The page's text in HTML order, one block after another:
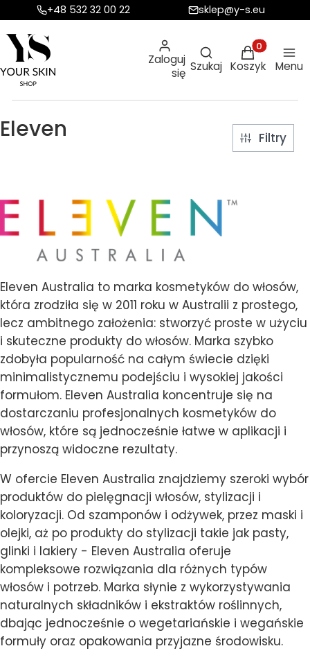
+48 532 32 00 22 sklep@y-s.eu
Zaloguj
się
Otwórz
Szukaj
Produkty w
Koszyk Menu
Eleven Filtry
Eleven Australia to marka kosmetyków do włosów,
która zrodziła się w 2011 roku w Australii z prostego,
lecz ambitnego założenia: stworzyć proste w użyciu
i skuteczne produkty do włosów. Marka szybko
zdobyła popularność na całym świecie dzięki
minimalistycznemu podejściu i wysokiej jakości
formułom. Eleven Australia koncentruje się na
dostarczaniu profesjonalnych kosmetyków do
włosów, które są jednocześnie łatwe w aplikacji i
przynoszą widoczne rezultaty.
W ofercie Eleven Australia znajdziemy szeroki wybór
produktów do pielęgnacji włosów, stylizacji i
koloryzacji. Od szamponów i odżywek, przez maski i
olejki, aż po produkty do stylizacji takie jak pasty,
glinki i lakiery - Eleven Australia oferuje
kompleksowe rozwiązania dla różnych typów
włosów i potrzeb. Marka słynie z wykorzystywania
naturalnych składników i ekstraktów roślinnych,
dbając jednocześnie o wegetariańskie i wegańskie
formuły oraz opakowania przyjazne środowisku.